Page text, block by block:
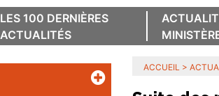
LES 100 DERNIÈRES
ACTUALITÉS
ACCUEIL >